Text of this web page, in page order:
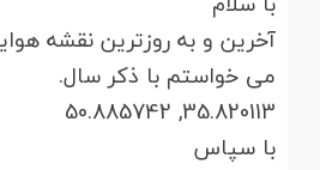
آخرین و به روزترین نقشه
می خواستم با ذکر سال.
35.820113, 50.885742
با سپاس